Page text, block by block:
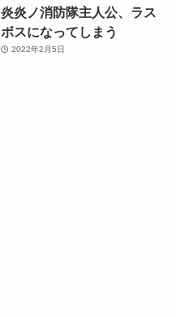
炎炎ノ消防隊主人公、ラス
ボスになってしまう
2022年2月5日